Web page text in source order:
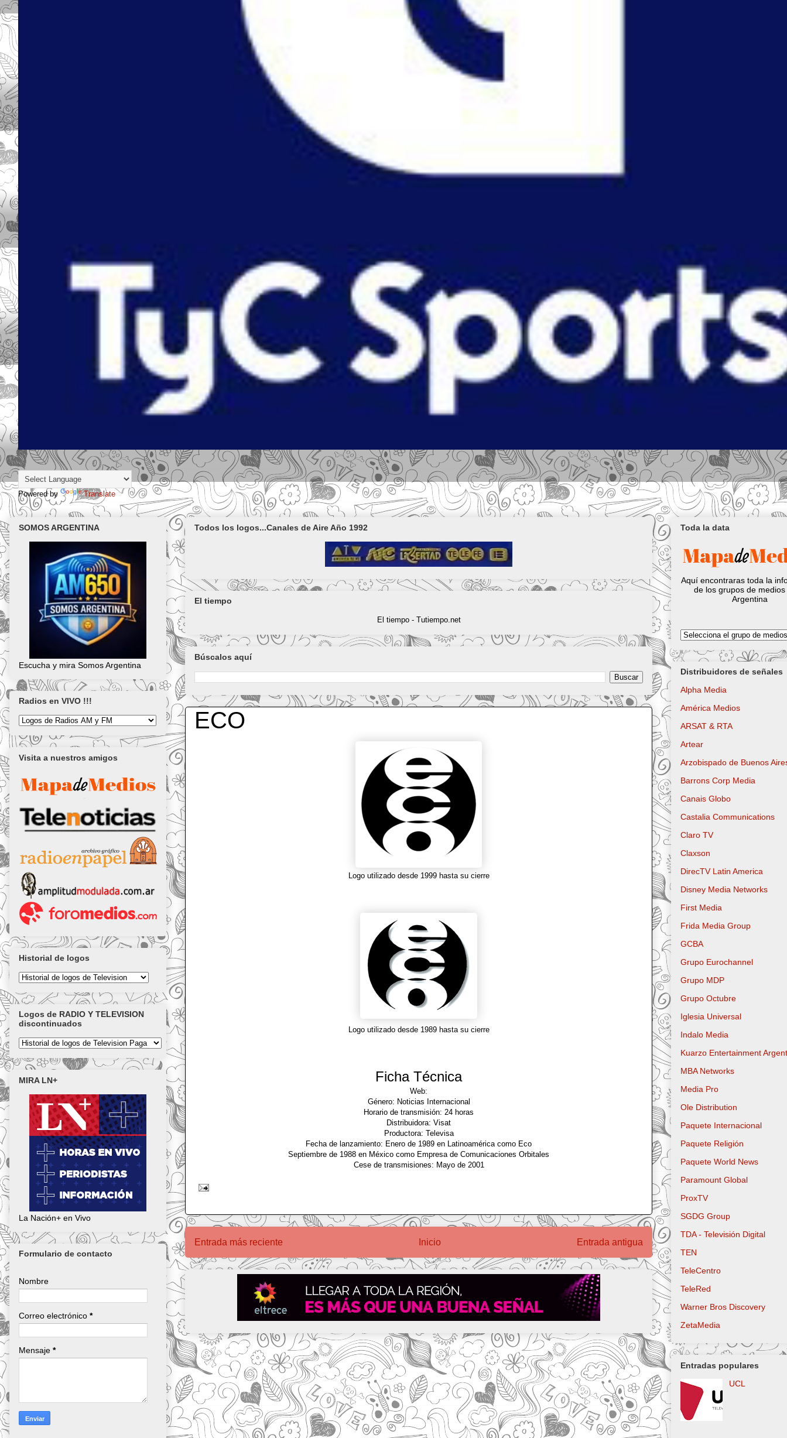
Powered by Translate
Todos los logos...Canales de Aire Año 1992
El tiempo
El tiempo - Tutiempo.net
Búscalos aquí
ECO
Logo utilizado desde 1999 hasta su cierre
Logo utilizado desde 1989 hasta su cierre
Ficha Técnica
Web:
Género: Noticias Internacional
Horario de transmisión: 24 horas
Distribuidora: Visat
Productora: Televisa
Fecha de lanzamiento: Enero de 1989 en Latinoamérica como Eco
Septiembre de 1988 en México como Empresa de Comunicaciones Orbitales
Cese de transmisiones: Mayo de 2001
Entrada más reciente Entrada antigua
Inicio
SOMOS ARGENTINA
Escucha y mira Somos Argentina
Radios en VIVO !!!
Visita a nuestros amigos
Historial de logos
Logos de RADIO Y TELEVISION
discontinuados
MIRA LN+
La Nación+ en Vivo
Formulario de contacto
Nombre
Correo electrónico *
Mensaje *
Toda la data
Aquí encontraras toda la
de los grupos de medios
Argentina
Distribuidores de señales
Alpha Media
América Medios
ARSAT & RTA
Artear
Arzobispado de Buenos
Barrons Corp Media
Canais Globo
Castalia Communications
Claro TV
Claxson
DirecTV Latin America
Disney Media Networks
First Media
Frida Media Group
GCBA
Grupo Eurochannel
Grupo MDP
Grupo Octubre
Iglesia Universal
Indalo Media
Kuarzo Entertainment
MBA Networks
Media Pro
Ole Distribution
Paquete Internacional
Paquete Religión
Paquete World News
Paramount Global
ProxTV
SGDG Group
TDA - Televisión Digital
TEN
TeleCentro
TeleRed
Warner Bros Discovery
ZetaMedia
Entradas populares
UCL